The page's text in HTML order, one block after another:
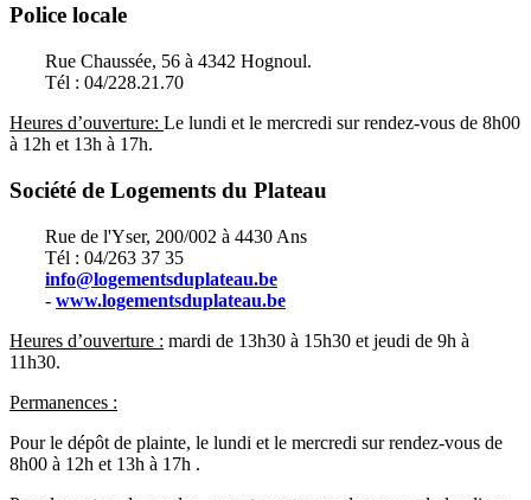
Police locale
Rue Chaussée, 56 à 4342 Hognoul.
Tél : 04/228.21.70
Heures d’ouverture: Le lundi et le mercredi sur rendez-vous de 8h00
à 12h et 13h à 17h.
Société de Logements du Plateau
Rue de l'Yser, 200/002 à 4430 Ans
Tél : 04/263 37 35
info@logementsduplateau.be
- www.logementsduplateau.be
Heures d’ouverture : mardi de 13h30 à 15h30 et jeudi de 9h à
11h30.
Permanences :
Pour le dépôt de plainte, le lundi et le mercredi sur rendez-vous de
8h00 à 12h et 13h à 17h .